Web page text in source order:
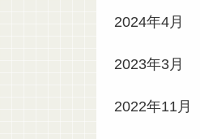
2024年4月
2023年3月
2022年11月